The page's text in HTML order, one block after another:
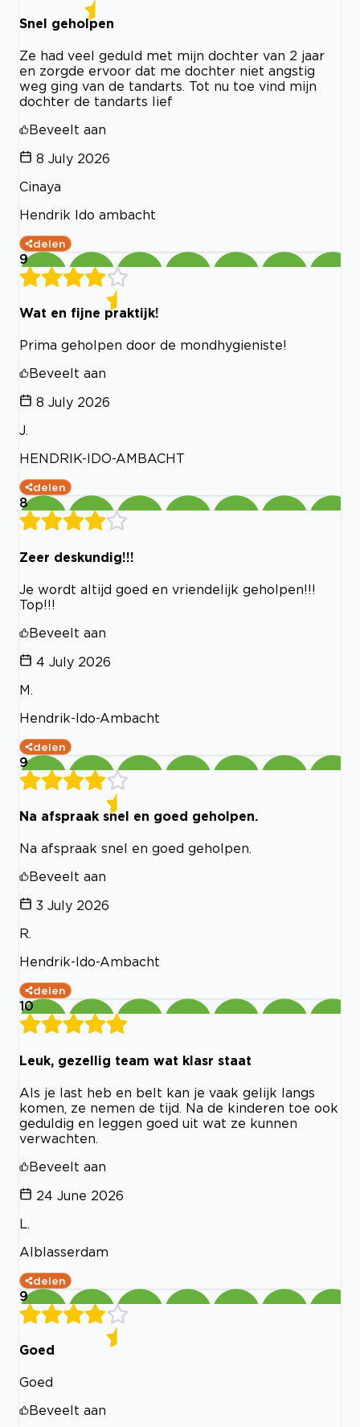
Snel geholpen
Ze had veel geduld met mijn dochter van 2 jaar
en zorgde ervoor dat me dochter niet angstig
weg ging van de tandarts. Tot nu toe vind mijn
dochter de tandarts lief
Beveelt aan
8 July 2026
Cinaya
Hendrik Ido ambacht
delen
9
Wat en fijne praktijk!
Prima geholpen door de mondhygieniste!
Beveelt aan
8 July 2026
J.
HENDRIK-IDO-AMBACHT
delen
8
Zeer deskundig!!!
Je wordt altijd goed en vriendelijk geholpen!!!
Top!!!
Beveelt aan
4 July 2026
M.
Hendrik-Ido-Ambacht
delen
9
Na afspraak snel en goed geholpen.
Na afspraak snel en goed geholpen.
Beveelt aan
3 July 2026
R.
Hendrik-Ido-Ambacht
delen
10
Leuk, gezellig team wat klasr staat
Als je last heb en belt kan je vaak gelijk langs
komen, ze nemen de tijd. Na de kinderen toe ook
geduldig en leggen goed uit wat ze kunnen
verwachten.
Beveelt aan
24 June 2026
L.
Alblasserdam
delen
9
Goed
Goed
Beveelt aan